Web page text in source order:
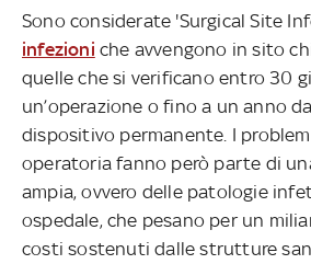
Sono considerate 'Surgical Site
infezioni che avvengono in sito
quelle che si verificano entro 30
un’operazione o fino a un anno
dispositivo permanente. I
operatoria fanno però parte di
ampia, ovvero delle patologie
ospedale, che pesano per un
costi sostenuti dalle strutture